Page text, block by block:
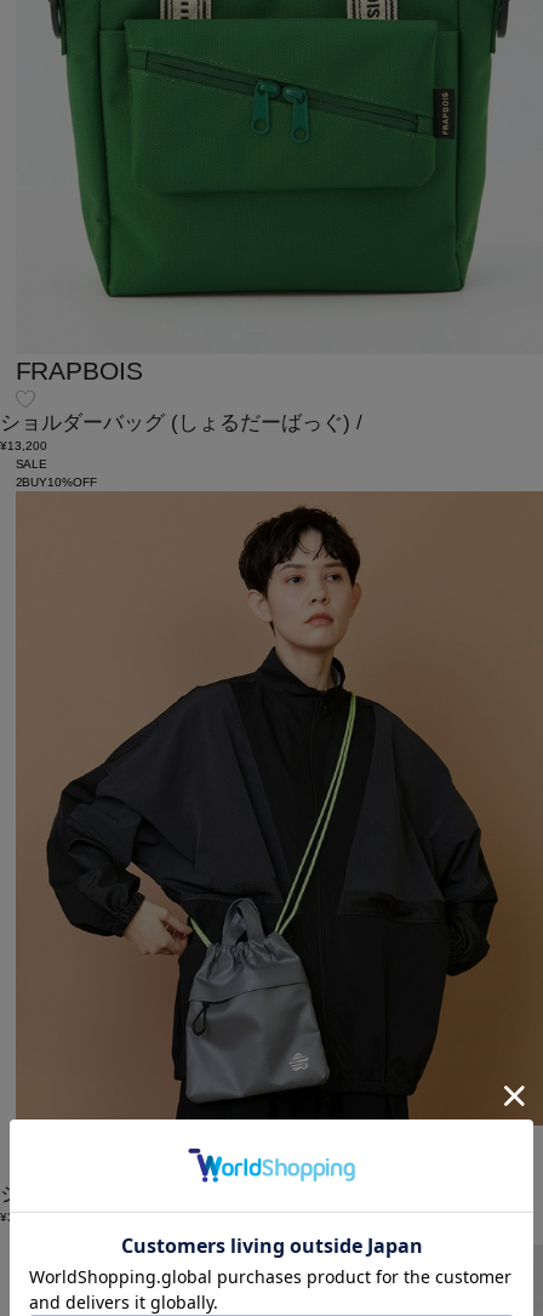
FRAPBOIS
ショルダーバッグ (しょるだーばっぐ) /
¥13,200
SALE
2BUY10%OFF
FRAPBOIS PARK
ショルダーバッグ
¥3,118
55%OFF